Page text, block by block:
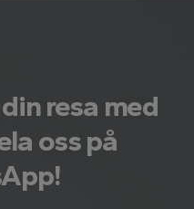
resa med
oss på